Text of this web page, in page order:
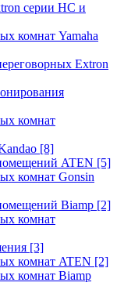
серии HC и
комнат Yamaha
Extron
комнат
[8]
ATEN [5]
комнат Gonsin
Biamp [2]
комнат
[3]
комнат ATEN [2]
комнат Biamp